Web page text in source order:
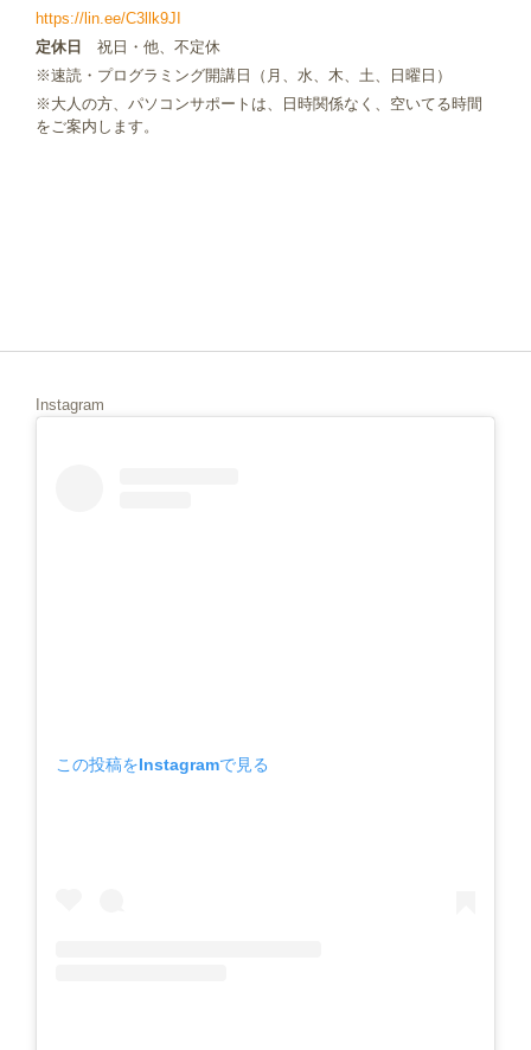
https://lin.ee/C3llk9JI
定休日
祝日・他、不定休
※速読・プログラミング開講日（月、水、木、土、日曜日）
※大人の方、パソコンサポートは、日時関係なく、空いてる時間
をご案内します。
Instagram
この投稿をInstagramで見る